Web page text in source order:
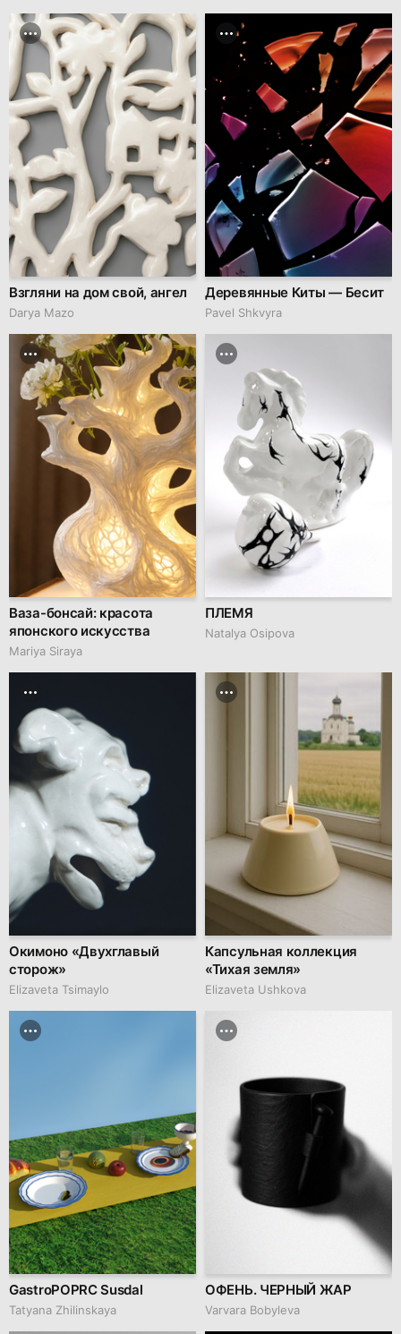
Взгляни на дом свой, ангел
Darya Mazo
Деревянные Киты — Бесит
Pavel Shkvyra
Ваза-бонсай: красота
японского искусства
Mariya Siraya
ПЛЕМЯ
Natalya Osipova
Окимоно «Двухглавый
сторож»
Elizaveta Tsimaylo
Капсульная коллекция
«Тихая земля»
Elizaveta Ushkova
GastroPOPRC Susdal
Tatyana Zhilinskaya
ОФЕНЬ. ЧЕРНЫЙ ЖАР
Varvara Bobyleva